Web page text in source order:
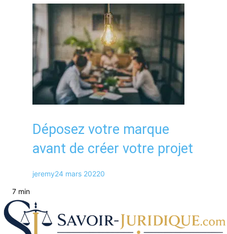
Déposez votre marque
avant de créer votre projet
jeremy24 mars 20220
7 min